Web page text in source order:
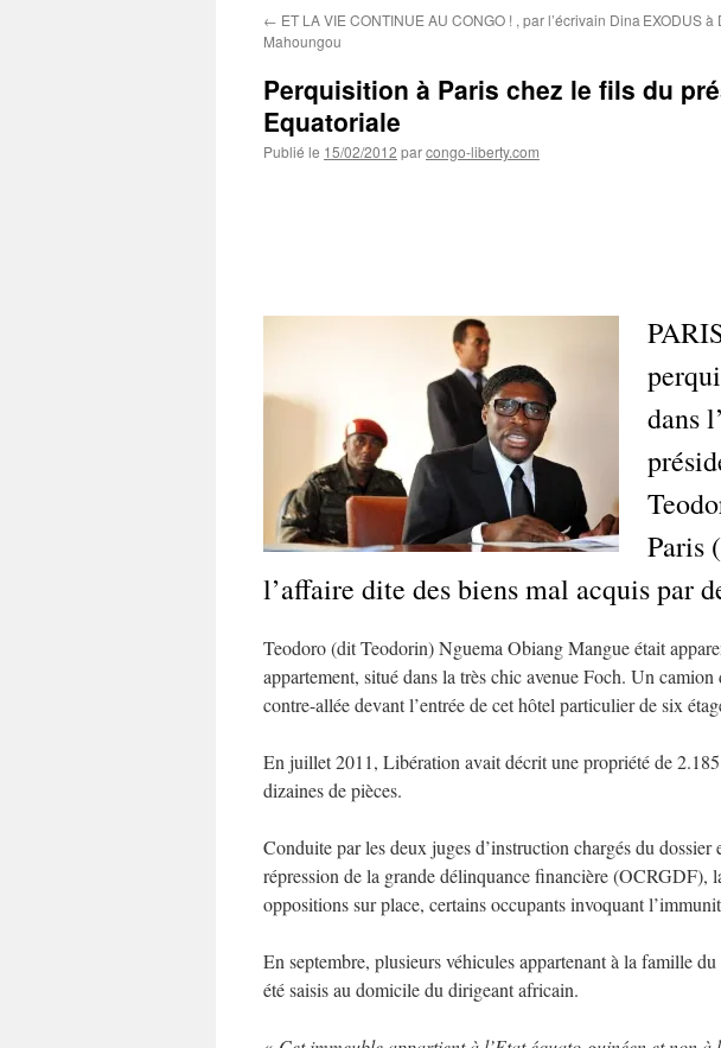
← ET LA VIE CONTINUE AU CONGO ! , par l’écrivain Dina
Mahoungou
EXODUS à
Perquisition à Paris chez le fils du
Equatoriale
Publié le 15/02/2012 parcongo-liberty.com
dans
Paris
l’affaire dite des biens mal acquis par
Teodoro (dit Teodorin) Nguema Obiang Mangue était
appartement, situé dans la très chic avenue Foch. Un camion
contre-allée devant l’entrée de cet hôtel particulier de six
En juillet 2011, Libération avait décrit une propriété de 2.185
dizaines de pièces.
Conduite par les deux juges d’instruction chargés du
répression de la grande délinquance financière (OCRGDF),
oppositions sur place, certains occupants invoquant
En septembre, plusieurs véhicules appartenant à la famille
été saisis au domicile du dirigeant africain.